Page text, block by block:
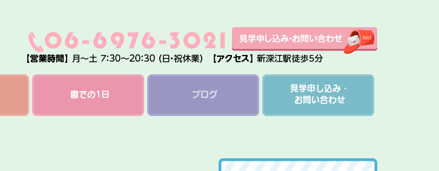
園での1日 ブログ
見学申し込み・
お問い合わせ